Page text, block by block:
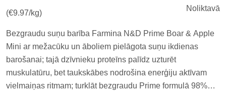
(€9.97/kg)
Noliktavā
Bezgraudu suņu barība Farmina N&D Prime Boar & Apple
Mini ar mežacūku un āboliem pielāgota suņu ikdienas
barošanai; tajā dzīvnieku proteīns palīdz uzturēt
muskulatūru, bet taukskābes nodrošina enerģiju aktīvam
vielmaiņas ritmam; turklāt bezgraudu Prime formulā 98%